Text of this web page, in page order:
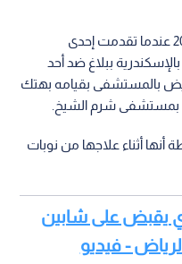
وتعود أحداث الواقعة الى 7 حزيران 2019 عندما تقدمت إحدى
ببلاغ ضد أحد
سنة" فني تمريض بالمستشفى بقيامه بهتك
بمستشفى شرم الشيخ.
أثناء علاجها من نوبات
يقبض على شابين
- فيديو